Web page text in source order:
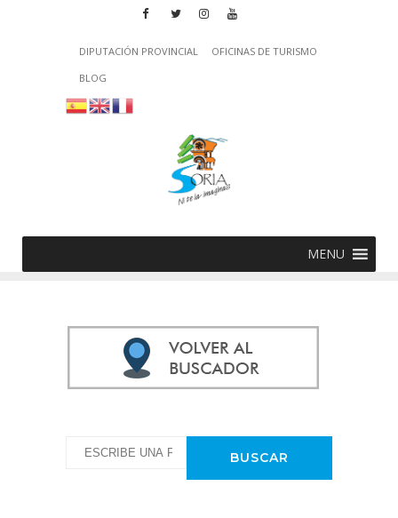
DIPUTACIÓN PROVINCIAL
OFICINAS DE TURISMO
BLOG
MENU